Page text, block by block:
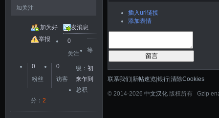
加关注
加为好
友
发消息
举报
0
关注
0
粉丝
0
访客
等
级：初
来乍到
总积
分： 2
插入url链接
添加表情
留言
联系我们|新帖速览|银行|清除Cookies
© 2014-2026 中文汉化 版权所有 Gzip